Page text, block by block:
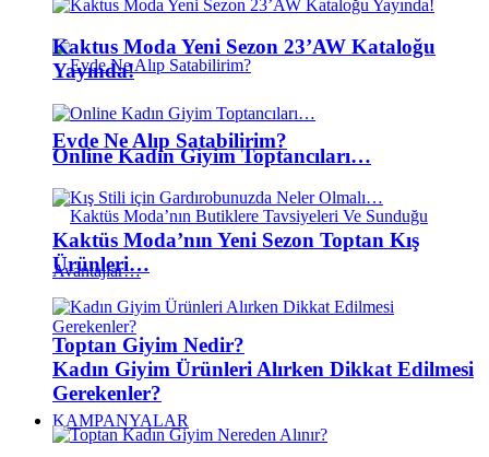
Evde Ne Alıp Satabilirim?
Toptan Giyim Nedir?
KAMPANYALAR
Kaktus Moda Yeni Sezon 23’AW Kataloğu
Yayında!
Online Kadın Giyim Toptancıları…
Kaktüs Moda’nın Yeni Sezon Toptan Kış
Ürünleri…
Kadın Giyim Ürünleri Alırken Dikkat Edilmesi
Gerekenler?